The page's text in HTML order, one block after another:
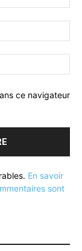
:*
:*
:
ce navigateur
En savoir
sont